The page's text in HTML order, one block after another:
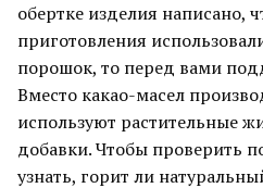
обертке изделия написано,
приготовления
порошок, то перед вами
Вместо какао-масел
используют растительные
добавки. Чтобы проверить
узнать, горит ли